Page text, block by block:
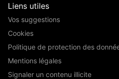
Liens utiles
Vos suggestions
Cookies
Politique de protection des
Mentions légales
Signaler un contenu illicite